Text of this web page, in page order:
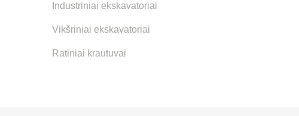
Industriniai ekskavatoriai
Vikšriniai ekskavatoriai
Ratiniai krautuvai